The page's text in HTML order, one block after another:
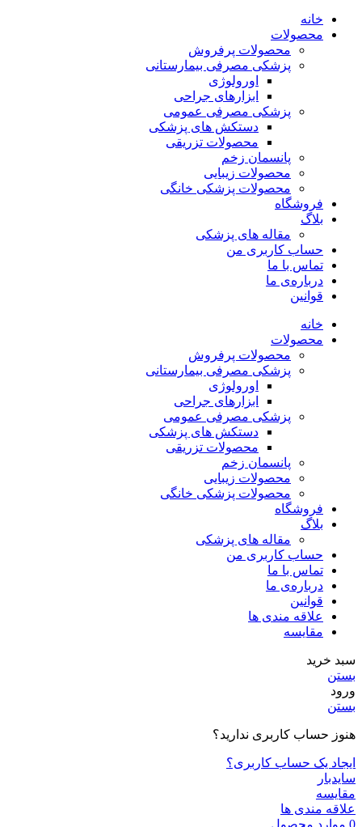
خانه
محصولات
محصولات پرفروش
پزشکی مصرفی بیمارستانی
اورولوژی
ابزارهای جراحی
پزشکی مصرفی عمومی
دستکش های پزشکی
محصولات تزریقی
پانسمان زخم
محصولات زیبایی
محصولات پزشکی خانگی
فروشگاه
بلاگ
مقاله های پزشکی
حساب کاربری من
تماس با ما
درباره‌ی ما
قوانین
خانه
محصولات
محصولات پرفروش
پزشکی مصرفی بیمارستانی
اورولوژی
ابزارهای جراحی
پزشکی مصرفی عمومی
دستکش های پزشکی
محصولات تزریقی
پانسمان زخم
محصولات زیبایی
محصولات پزشکی خانگی
فروشگاه
بلاگ
مقاله های پزشکی
حساب کاربری من
تماس با ما
درباره‌ی ما
قوانین
علاقه مندی ها
مقایسه
سبد خرید
بستن
ورود
بستن
هنوز حساب کاربری ندارید؟
ایجاد یک حساب کاربری؟
سایدبار
مقایسه
علاقه مندی ها
0 موارد محصول